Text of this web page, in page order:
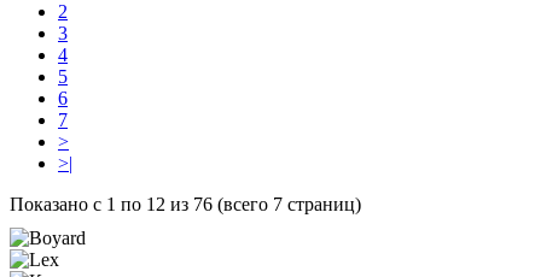
2
3
4
5
6
7
>
>|
Показано с 1 по 12 из 76 (всего 7 страниц)